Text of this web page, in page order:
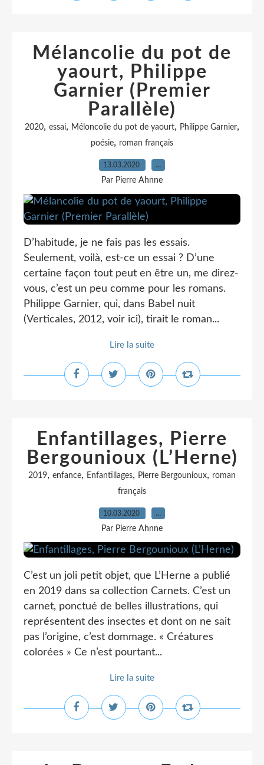
Mélancolie du pot de
yaourt, Philippe
Garnier (Premier
Parallèle)
2020, essai, Méloncolie du pot de yaourt, Philippe Garnier,
poésie, roman français
13.03.2020 …
Par Pierre Ahnne
D’habitude, je ne fais pas les essais.
Seulement, voilà, est-ce un essai ? D’une
certaine façon tout peut en être un, me direz-
vous, c’est un peu comme pour les romans.
Philippe Garnier, qui, dans Babel nuit
(Verticales, 2012, voir ici), tirait le roman...
Lire la suite
Enfantillages, Pierre
Bergounioux (L’Herne)
2019, enfance, Enfantillages, Pierre Bergounioux, roman
français
10.03.2020 …
Par Pierre Ahnne
C’est un joli petit objet, que L’Herne a publié
en 2019 dans sa collection Carnets. C’est un
carnet, ponctué de belles illustrations, qui
représentent des insectes et dont on ne sait
pas l’origine, c’est dommage. « Créatures
colorées » Ce n’est pourtant...
Lire la suite